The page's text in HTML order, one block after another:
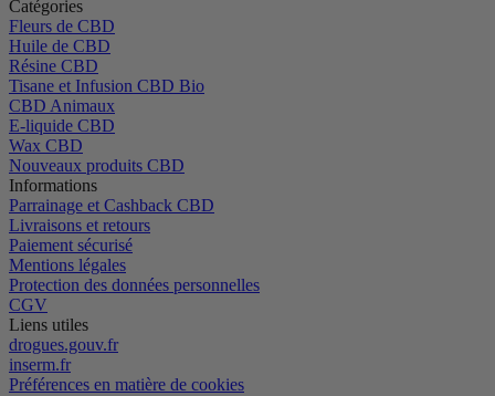
Catégories
Fleurs de CBD
Huile de CBD
Résine CBD
Tisane et Infusion CBD Bio
CBD Animaux
E-liquide CBD
Wax CBD
Nouveaux produits CBD
Informations
Parrainage et Cashback CBD
Livraisons et retours
Paiement sécurisé
Mentions légales
Protection des données personnelles
CGV
Liens utiles
drogues.gouv.fr
inserm.fr
Préférences en matière de cookies